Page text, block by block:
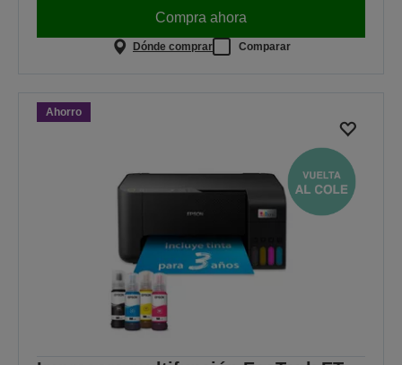
Compra ahora
Dónde comprar Comparar
Ahorro